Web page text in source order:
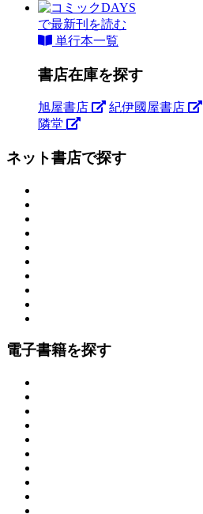
で最新刊を読む
単行本一覧
書店在庫を探す
旭屋書店 紀伊國屋書店
隣堂
ネット書店で探す
電子書籍を探す